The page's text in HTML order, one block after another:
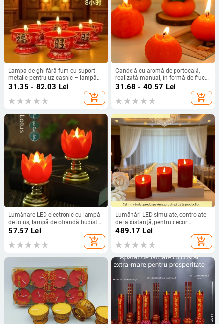
Lampa de ghí fără fum cu suport
metalic pentru uz casnic – lampă
din ghí vegetal pentru Anul Nou și
ofrande într-un templu budist
31.35 - 82.03 Lei
add_shopping_cart
Candelă cu aromă de portocală,
realizată manual, în formă de fruct,
aromaterapie
31.68 - 40.57 Lei
add_shopping_cart
Lumânare LED electronic cu lampă
de lotus, lampă de ofrandă budistă,
clipire simulată, lampă veșnică
57.57 Lei
add_shopping_cart
Lumânări LED simulate, controlate
de la distanță, pentru decor
romantic de nuntă
489.17 Lei
add_shopping_cart